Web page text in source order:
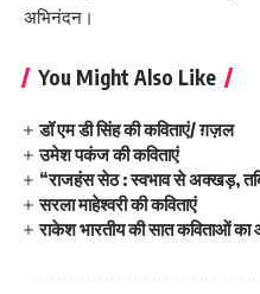
अभिनंदन।
You Might Also Like
डॉ एम डी सिंह की कविताएं/ ग़ज़ल
उमेश पकंज की कविताएं
“राजहंस सेठ : स्वभाव से अक्खड़,
सरला माहेश्वरी की कविताएं
राकेश भारतीय की सात कविताओं